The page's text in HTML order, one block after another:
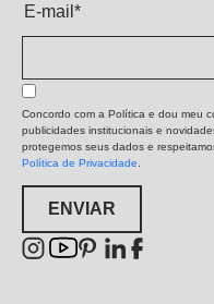
E-mail *
Concordo com a Política e dou meu
publicidades institucionais e
protegemos seus dados e
Política de Privacidade.
ENVIAR
ENVIAR